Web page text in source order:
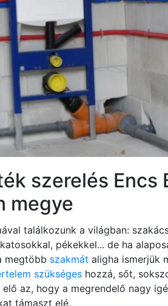
szerelés Encs
megye
találkozunk a világban:
pékekkel... de ha
megtöbb szakmát aligha ismerjük
szükséges hozzá, sőt,
az, hogy a megrendelő nagy
támaszt elé.